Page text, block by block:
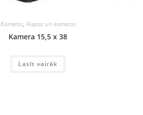
Kameras, Riepas un kameras
Kamera 15,5 x 38
Lasīt vairāk